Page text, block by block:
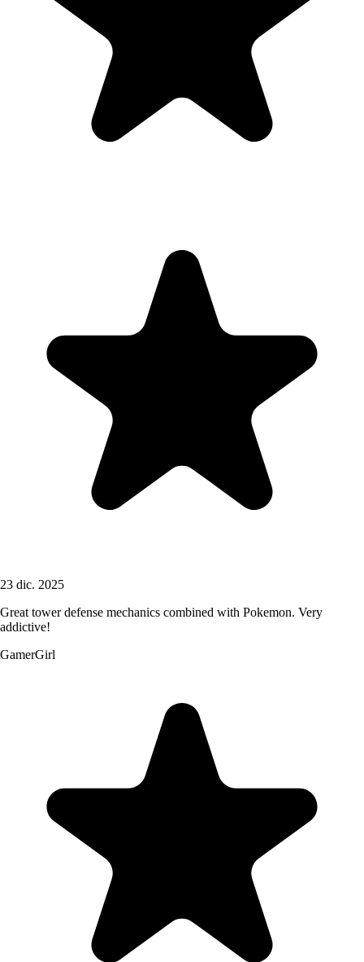
23 dic. 2025
Great tower defense mechanics combined with Pokemon. Very
addictive!
GamerGirl